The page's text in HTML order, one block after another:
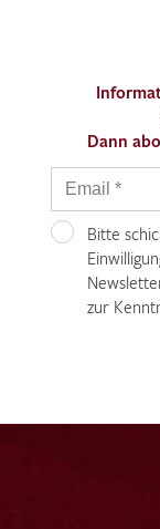
Dann
Bitte
zur